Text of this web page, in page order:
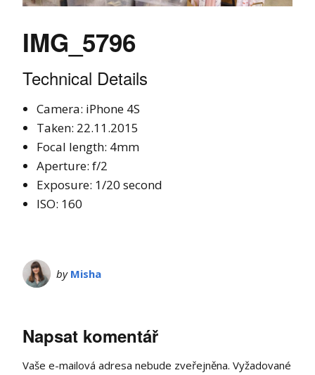
IMG_5796
Technical Details
Camera: iPhone 4S
Taken: 22.11.2015
Focal length: 4mm
Aperture: f/2
Exposure: 1/20 second
ISO: 160
by Misha
Napsat komentář
Vaše e-mailová adresa nebude zveřejněna. Vyžadované